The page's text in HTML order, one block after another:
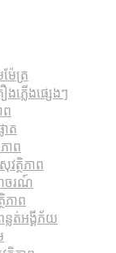
ែត្រ
ងភ្លើងផ្សេងៗ
ព
ាត
ាព
វត្ថិភាព
ាចរណ៍
ភាព
លត់អង្គីភ័យ